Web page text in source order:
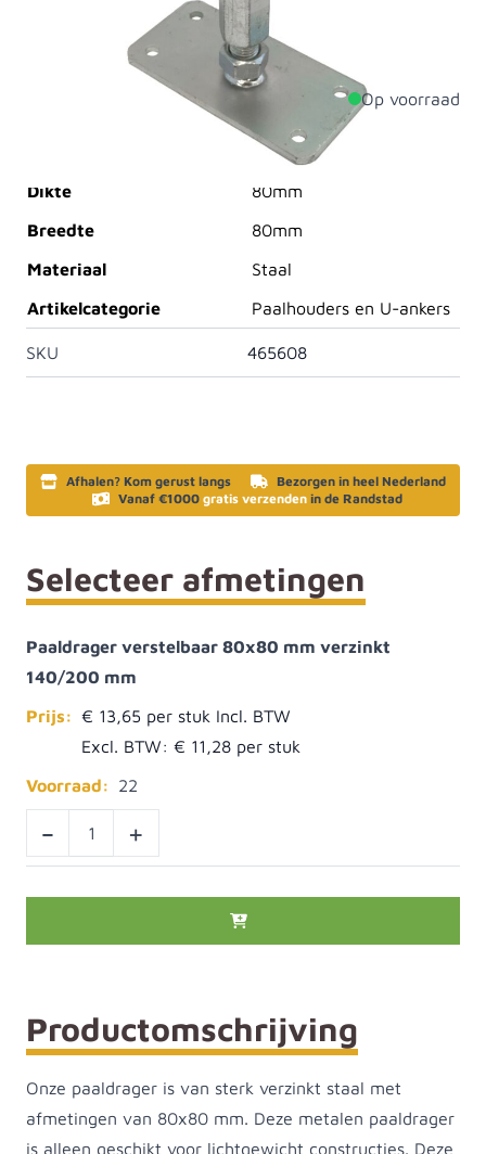
de staander niet nat wordt. Een verstelbare
paaldrager wordt ook wel minipoer genoemd.
Op voorraad
Dikte
80mm
Breedte
80mm
Materiaal
Staal
Artikelcategorie
Paalhouders en U-ankers
SKU 465608
Afhalen? Kom gerust langs
Bezorgen in heel Nederland
Vanaf €1000 gratis verzenden in de Randstad
Selecteer afmetingen
Paaldrager verstelbaar 80x80 mm verzinkt
140/200 mm
Prijs: € 13,65
Excl. BTW: € 11,28
Voorraad:
22
- +
Productomschrijving
Onze paaldrager is van sterk verzinkt staal met
afmetingen van 80x80 mm. Deze metalen paaldrager
is alleen geschikt voor lichtgewicht constructies. Deze